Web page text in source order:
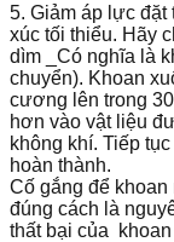
5. Giảm áp lực
xúc tối thiểu. Hãy
dìm _Có nghĩa là
chuyển). Khoan
cương lên trong
hơn vào vật liệu
không khí. Tiếp
hoàn thành.
Cố gắng để
đúng cách là
thất bại của